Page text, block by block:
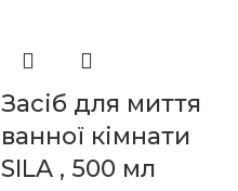
Засіб для миття
ванної кімнати
SILA , 500 мл